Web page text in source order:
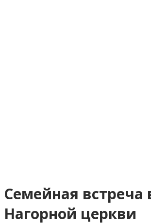
Семейная встреча
Нагорной церкви